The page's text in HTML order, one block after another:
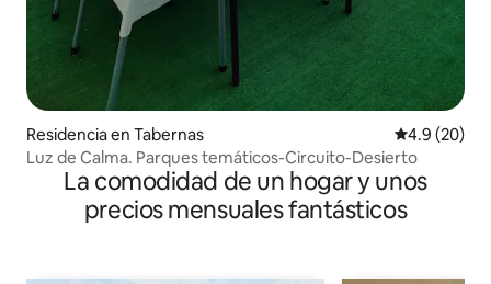
Residencia en Tabernas Calificación
4.9 (20)
Luz de Calma. Parques temáticos-Circuito-Desierto
La comodidad de un hogar y unos
precios mensuales fantásticos